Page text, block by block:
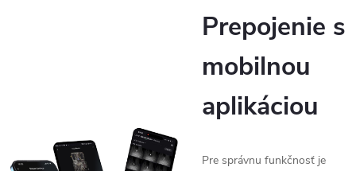
Prepojenie s
mobilnou
aplikáciou
Pre správnu funkčnosť je